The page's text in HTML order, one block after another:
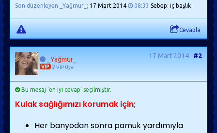
Son düzenleyen _Yağmur_; 17 Mart 2014 08:33 Sebep: iç başlık
Cevapla
_Yağmur_
VIP VIP Üye
17 Mart 2014 #2
Bu mesaj 'en iyi cevap' seçilmiştir.
Kulak sağlığımızı korumak için;
Her banyodan sonra pamuk yardımıyla